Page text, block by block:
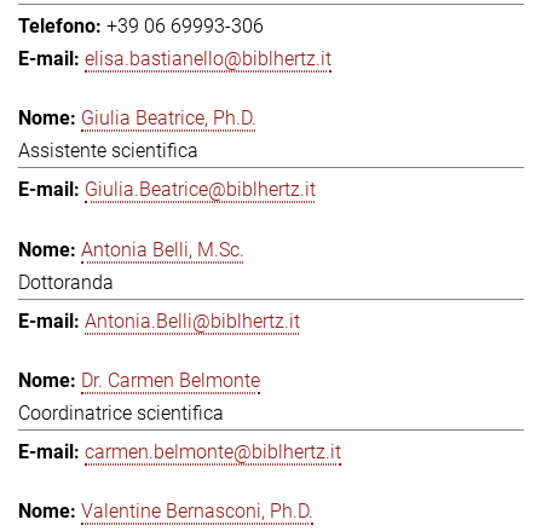
+39 06 69993-306
elisa.bastianello@biblhertz.it
Giulia Beatrice, Ph.D.
Assistente scientifica
Giulia.Beatrice@biblhertz.it
Antonia Belli, M.Sc.
Dottoranda
Antonia.Belli@biblhertz.it
Dr. Carmen Belmonte
Coordinatrice scientifica
carmen.belmonte@biblhertz.it
Valentine Bernasconi, Ph.D.